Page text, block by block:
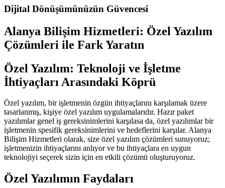
Dijital Dönüşümünüzün Güvencesi
Alanya Bilişim Hizmetleri: Özel Yazılım
Çözümleri ile Fark Yaratın
Özel Yazılım: Teknoloji ve İşletme
İhtiyaçları Arasındaki Köprü
Özel yazılım, bir işletmenin özgün ihtiyaçlarını karşılamak üzere
tasarlanmış, kişiye özel yazılım uygulamalarıdır. Hazır paket
yazılımlar genel iş gereksinimlerini karşılasa da, özel yazılımlar bir
işletmenin spesifik gereksinimlerini ve hedeflerini karşılar. Alanya
Bilişim Hizmetleri olarak, size özel yazılım çözümleri sunuyoruz;
işletmenizin ihtiyaçlarını anlıyor ve bu ihtiyaçlara en uygun
teknolojiyi seçerek sizin için en etkili çözümü oluşturuyoruz.
Özel Yazılımın Faydaları